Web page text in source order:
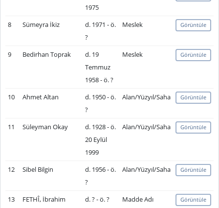
1975
8 Sümeyra İkiz
d. 1971 - ö.
?
Meslek Görüntüle
9 Bedirhan Toprak
d. 19
Temmuz
1958 - ö. ?
Meslek Görüntüle
10 Ahmet Altan
d. 1950 - ö.
?
Alan/Yüzyıl/Saha Görüntüle
11 Süleyman Okay
d. 1928 - ö.
20 Eylül
1999
Alan/Yüzyıl/Saha Görüntüle
12 Sibel Bilgin
d. 1956 - ö.
?
Alan/Yüzyıl/Saha Görüntüle
13
FETHÎ, İbrahim
d. ? - ö. ? Madde Adı Görüntüle